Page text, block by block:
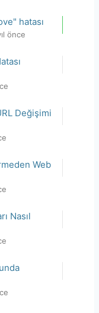
hatası
önce
Değişimi
Web
Nasıl